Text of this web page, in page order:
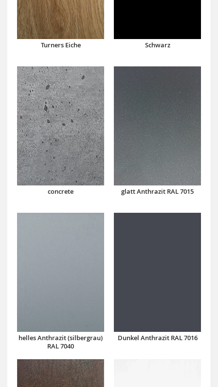
Turners Eiche Schwarz
concrete glatt Anthrazit RAL 7015
helles Anthrazit (silbergrau)
RAL 7040
Dunkel Anthrazit RAL 7016